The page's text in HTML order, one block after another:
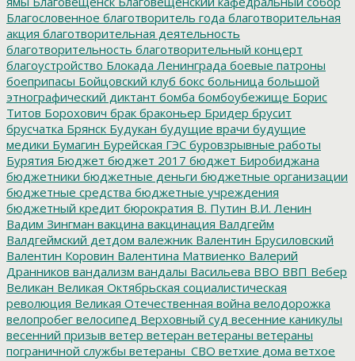
Благословенное благотворитель года благотворительная
акция благотворительная деятельность
благотворительность благотворительный концерт
благоустройство Блокада Ленинграда боевые патроны
боеприпасы Бойцовский клуб бокс больница большой
этнографический диктант бомба бомбоубежище Борис
Титов Борохович брак браконьер Бридер брусит
брусчатка Брянск Будукан будущие врачи будущие
медики Бумагин Бурейская ГЭС буровзрывные работы
Бурятия Бюджет бюджет 2017 бюджет Биробиджана
бюджетники бюджетные деньги бюджетные организации
бюджетные средства бюджетные учреждения
бюджетный кредит бюрократия В. Путин В.И. Ленин
Вадим Зингман вакцина вакцинация Валдгейм
Валдгеймский детдом валежник Валентин Брусиловский
Валентин Коровин Валентина Матвиенко Валерий
Дранников вандализм вандалы Васильева ВВО ВВП Вебер
Великан Великая Октябрьская социалистическая
революция Великая Отечественная война велодорожка
велопробег велосипед Верховный суд весенние каникулы
весенний призыв ветер ветеран ветераны ветераны
пограничной службы ветераны_СВО ветхие дома ветхое